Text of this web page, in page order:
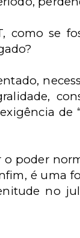
como se
poder
é uma
no